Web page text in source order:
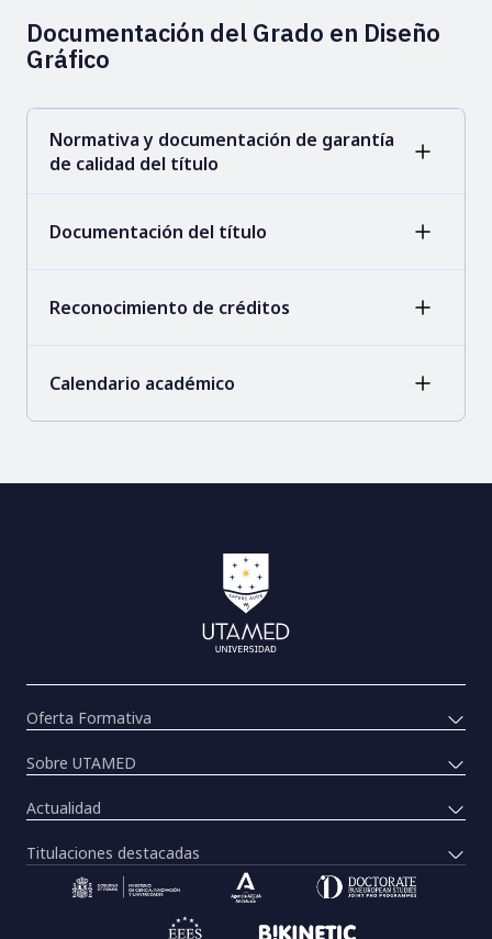
Documentación del Grado en Diseño
Gráfico
Normativa y documentación de garantía
de calidad del título
Documentación del título
Reconocimiento de créditos
Calendario académico
Oferta Formativa
Sobre UTAMED
Actualidad
Titulaciones destacadas